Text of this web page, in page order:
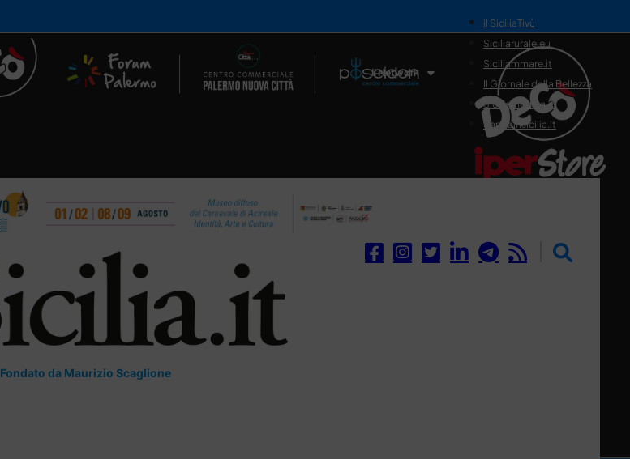
Il Network
il SiciliaTivù
Siciliarurale.eu
Siciliammare.it
Il Giornale della Bellezza
Siciliamedica.it
Sanitainsicilia.it
Fondato da Maurizio Scaglione